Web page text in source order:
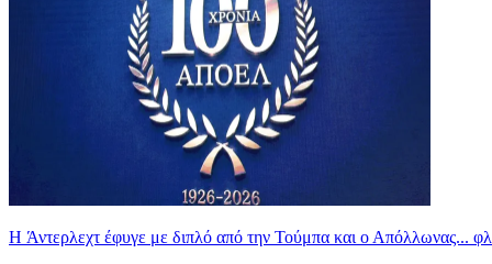
H Άντερλεχτ έφυγε με διπλό από την Τούμπα και ο Απόλλωνας...